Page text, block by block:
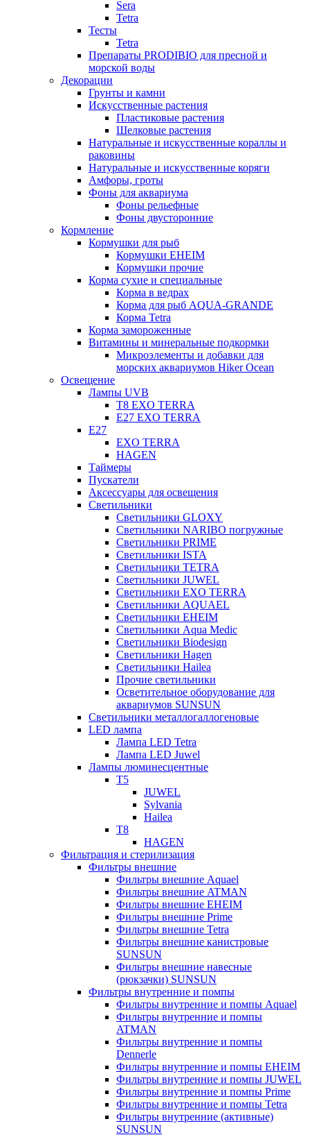
Sera
Tetra
Тесты
Tetra
Препараты PRODIBIO для пресной и
морской воды
Декорации
Грунты и камни
Искусственные растения
Пластиковые растения
Шелковые растения
Натуральные и искусственные кораллы и
раковины
Натуральные и искусственные коряги
Амфоры, гроты
Фоны для аквариума
Фоны рельефные
Фоны двусторонние
Кормление
Кормушки для рыб
Кормушки EHEIM
Кормушки прочие
Корма сухие и специальные
Корма в ведрах
Корма для рыб AQUA-GRANDE
Корма Tetra
Корма замороженные
Витамины и минеральные подкормки
Микроэлементы и добавки для
морских аквариумов Hiker Ocean
Освещение
Лампы UVB
Т8 EXO TERRA
Е27 EXO TERRA
Е27
EXO TERRA
HAGEN
Таймеры
Пускатели
Аксессуары для освещения
Светильники
Светильники GLOXY
Светильники NARIBO погружные
Светильники PRIME
Светильники ISTA
Светильники TETRA
Светильники JUWEL
Светильники EXO TERRA
Светильники AQUAEL
Светильники EHEIM
Светильники Aqua Medic
Светильники Biodesign
Светильники Hagen
Светильники Hailea
Прочие светильники
Осветительное оборудование для
аквариумов SUNSUN
Светильники металлогаллогеновые
LED лампа
Лампа LED Tetra
Лампа LED Juwel
Лампы люминесцентные
T5
JUWEL
Sylvania
Hailea
T8
HAGEN
Фильтрация и стерилизация
Фильтры внешние
Фильтры внешние Aquael
Фильтры внешние ATMAN
Фильтры внешние EHEIM
Фильтры внешние Prime
Фильтры внешние Tetra
Фильтры внешние канистровые
SUNSUN
Фильтры внешние навесные
(рюкзачки) SUNSUN
Фильтры внутренние и помпы
Фильтры внутренние и помпы Aquael
Фильтры внутренние и помпы
ATMAN
Фильтры внутренние и помпы
Dennerle
Фильтры внутренние и помпы EHEIM
Фильтры внутренние и помпы JUWEL
Фильтры внутренние и помпы Prime
Фильтры внутренние и помпы Tetra
Фильтры внутренние (активные)
SUNSUN